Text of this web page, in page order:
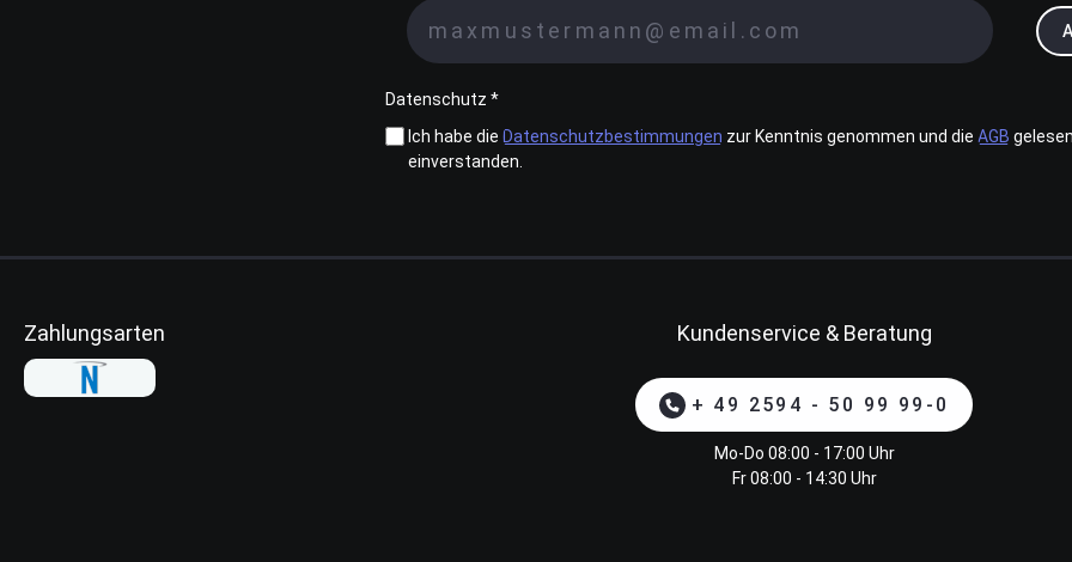
Datenschutz *
Ich habe die Datenschutzbestimmungen zur Kenntnis genommen und die AGB
einverstanden.
Zahlungsarten Kundenservice & Beratung
+ 49 2594 - 50 99 99-0
Mo-Do 08:00 - 17:00 Uhr
Fr 08:00 - 14:30 Uhr